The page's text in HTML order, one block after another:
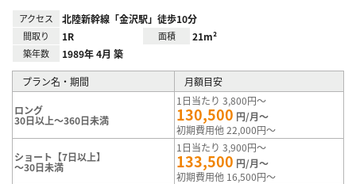
アクセス 北陸新幹線「金沢駅」徒歩10分
間取り 1R 面積 21m²
築年数 1989年 4月 築
プラン名・期間 月額目安
ロング
30日以上～360日未満
1日当たり 3,800円～
130,500 円/月～
初期費用他 22,000円～
ショート【7日以上】
～30日未満
1日当たり 3,900円～
133,500 円/月～
初期費用他 16,500円～